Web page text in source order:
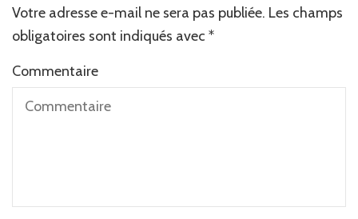
Votre adresse e-mail ne sera pas publiée. Les champs
obligatoires sont indiqués avec *
Commentaire